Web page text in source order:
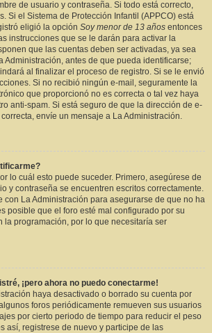
de usuario y contraseña. Si todo está correcto,
Si el Sistema de Protección Infantil (APPCO) está
eligió la opción Soy menor de 13 años entonces
instrucciones que se le darán para activar la
que las cuentas deben ser activadas, ya sea
Administración, antes de que pueda identificarse;
al finalizar el proceso de registro. Si se le envió
Si no recibió ningún e-mail, seguramente la
que proporcionó no es correcta o tal vez haya
anti-spam. Si está seguro de que la dirección de e-
envíe un mensaje a La Administración.
lo cuál esto puede suceder. Primero, asegúrese de
y contraseña se encuentren escritos correctamente.
con La Administración para asegurarse de que no ha
posible que el foro esté mal configurado por su
la programación, por lo que necesitaría ser
¡pero ahora no puedo conectarme!
haya desactivado o borrado su cuenta por
foros periódicamente remueven sus usuarios
por cierto periodo de tiempo para reducir el peso
así, registrese de nuevo y participe de las